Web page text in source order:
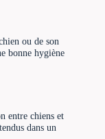
ou de son
bonne hygiène
entre chiens et
dans un